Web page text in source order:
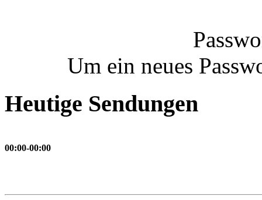
Um ein neues
Heutige Sendungen
00:00-00:00